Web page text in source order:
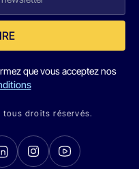
que vous acceptez nos
tous droits réservés.